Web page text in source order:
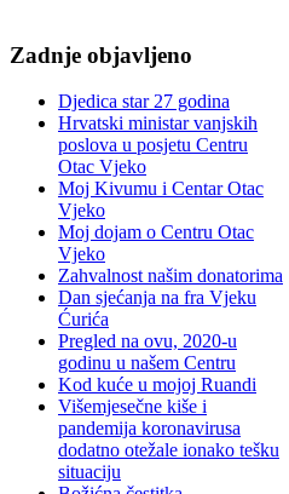
Zadnje objavljeno
Djedica star 27 godina
Hrvatski ministar vanjskih
poslova u posjetu Centru
Otac Vjeko
Moj Kivumu i Centar Otac
Vjeko
Moj dojam o Centru Otac
Vjeko
Zahvalnost našim donatorima
Dan sjećanja na fra Vjeku
Ćurića
Pregled na ovu, 2020-u
godinu u našem Centru
Kod kuće u mojoj Ruandi
Višemjesečne kiše i
pandemija koronavirusa
dodatno otežale ionako tešku
situaciju